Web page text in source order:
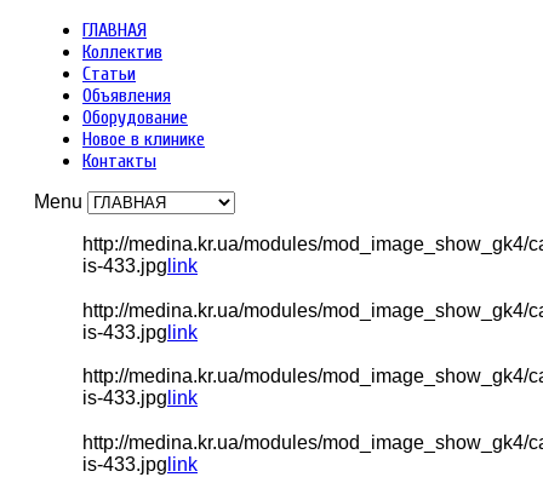
ГЛАВНАЯ
Коллектив
Статьи
Объявления
Оборудование
Новое в клинике
Контакты
Menu
http://medina.kr.ua/modules/mod_image_show_gk4/
is-433.jpg link
http://medina.kr.ua/modules/mod_image_show_gk4/
is-433.jpg link
http://medina.kr.ua/modules/mod_image_show_gk4/
is-433.jpg link
http://medina.kr.ua/modules/mod_image_show_gk4/
is-433.jpg link